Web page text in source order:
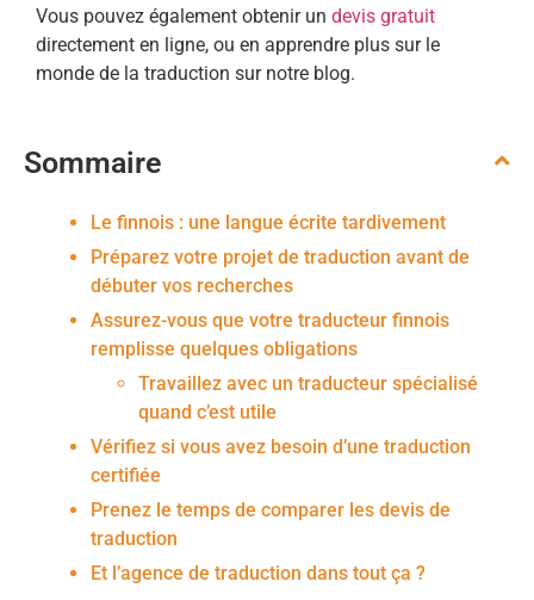
Vous pouvez également obtenir un devis gratuit
directement en ligne, ou en apprendre plus sur le
monde de la traduction sur notre blog.
Sommaire
Le finnois : une langue écrite tardivement
Préparez votre projet de traduction avant de
débuter vos recherches
Assurez-vous que votre traducteur finnois
remplisse quelques obligations
Travaillez avec un traducteur spécialisé
quand c’est utile
Vérifiez si vous avez besoin d’une traduction
certifiée
Prenez le temps de comparer les devis de
traduction
Et l’agence de traduction dans tout ça ?